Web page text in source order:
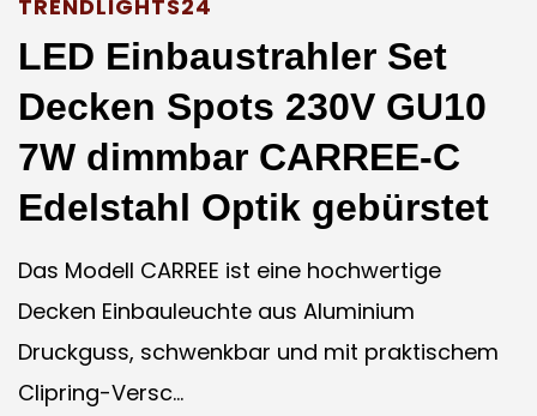
TRENDLIGHTS24
LED Einbaustrahler Set
Decken Spots 230V GU10
7W dimmbar CARREE-C
Edelstahl Optik gebürstet
Das Modell CARREE ist eine hochwertige
Decken Einbauleuchte aus Aluminium
Druckguss, schwenkbar und mit praktischem
Clipring-Versc...